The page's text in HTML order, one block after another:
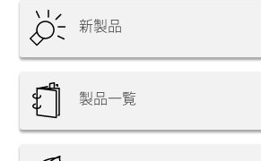
新製品
製品一覧